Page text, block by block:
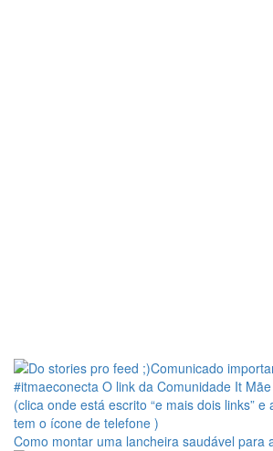
Como montar uma lancheira saudável para